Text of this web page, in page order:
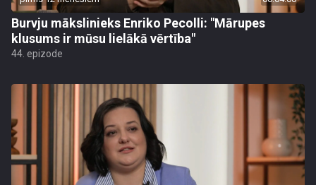
Burvju mākslinieks Enriko Pecolli: "Mārupes
klusums ir mūsu lielākā vērtība"
44. epizode